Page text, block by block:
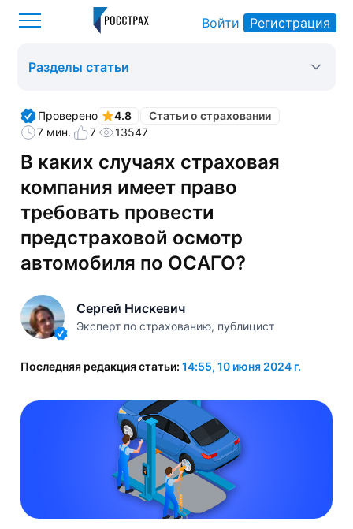
Войти Регистрация
Проверено 4.8
Статьи о страховании
7 мин.
7 13547
В каких случаях страховая
компания имеет право
требовать провести
предстраховой осмотр
автомобиля по ОСАГО?
Сергей Нискевич
Эксперт по страхованию, публицист
Последняя редакция статьи: 14:55, 10 июня 2024 г.
Разделы статьи